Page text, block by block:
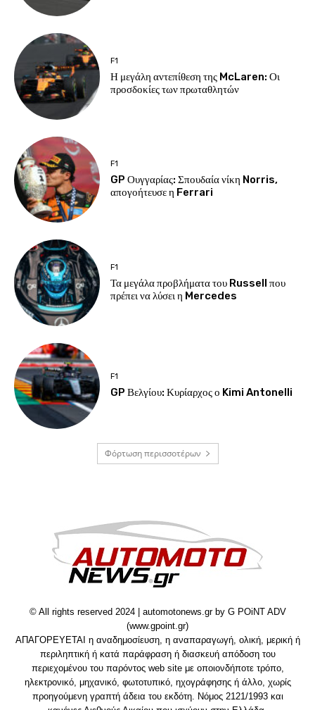
F1
Η μεγάλη αντεπίθεση της McLaren: Οι
προσδοκίες των πρωταθλητών
F1
GP Ουγγαρίας: Σπουδαία νίκη Norris,
απογοήτευσε η Ferrari
F1
Τα μεγάλα προβλήματα του Russell που
πρέπει να λύσει η Mercedes
F1
GP Βελγίου: Κυρίαρχος ο Kimi Antonelli
Φόρτωση περισσοτέρων
© All rights reserved 2024 | automotonews.gr by G POiNT ADV
(www.gpoint.gr)
ΑΠΑΓΟΡΕΥΕΤΑΙ η αναδημοσίευση, η αναπαραγωγή, ολική, μερική ή
περιληπτική ή κατά παράφραση ή διασκευή απόδοση του
περιεχομένου του παρόντος web site με οποιονδήποτε τρόπο,
ηλεκτρονικό, μηχανικό, φωτοτυπικό, ηχογράφησης ή άλλο, χωρίς
προηγούμενη γραπτή άδεια του εκδότη. Νόμος 2121/1993 και